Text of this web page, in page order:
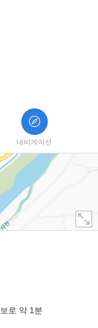
내비게이션
로 약 1분